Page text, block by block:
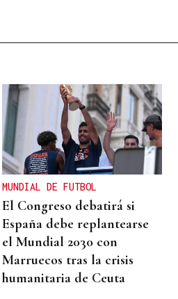
MUNDIAL DE FUTBOL
El Congreso debatirá si
España debe replantearse
el Mundial 2030 con
Marruecos tras la crisis
humanitaria de Ceuta